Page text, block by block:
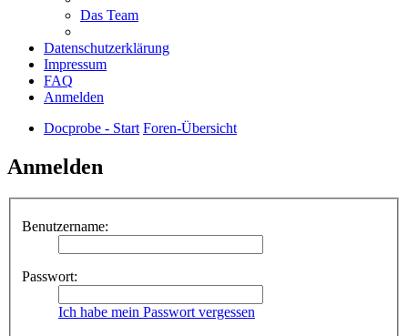
Das Team
Datenschutzerklärung
Impressum
FAQ
Anmelden
Docprobe - Start Foren-Übersicht
Anmelden
Benutzername:
Passwort:
Ich habe mein Passwort vergessen